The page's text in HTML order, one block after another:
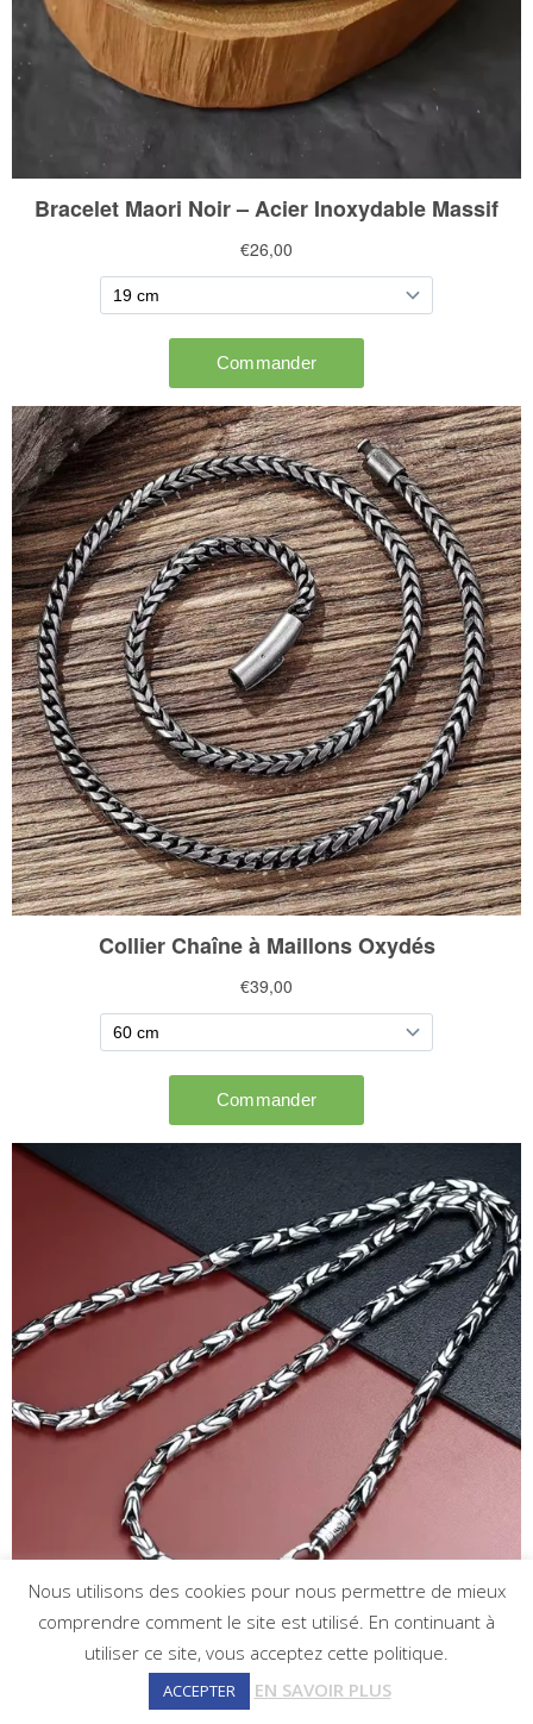
Nous utilisons des cookies pour nous permettre de mieux
comprendre comment le site est utilisé. En continuant à
utiliser ce site, vous acceptez cette politique.
ACCEPTER EN SAVOIR PLUS